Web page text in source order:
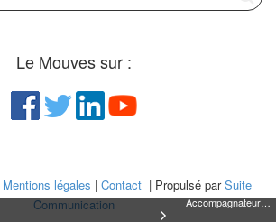
Accompagnateur/trice jeunesse - CDD ( 1 an ) - ADEN-S - Toulouse
Le Mouves sur :
Mentions légales | Contact| Propulsé parSuite
Communication